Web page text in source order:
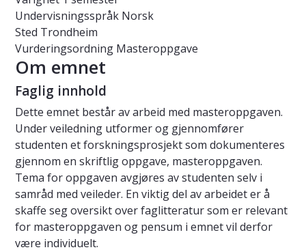
Undervisningsspråk Norsk
Sted Trondheim
Vurderingsordning Masteroppgave
Om emnet
Faglig innhold
Dette emnet består av arbeid med masteroppgaven.
Under veiledning utformer og gjennomfører
studenten et forskningsprosjekt som dokumenteres
gjennom en skriftlig oppgave, masteroppgaven.
Tema for oppgaven avgjøres av studenten selv i
samråd med veileder. En viktig del av arbeidet er å
skaffe seg oversikt over faglitteratur som er relevant
for masteroppgaven og pensum i emnet vil derfor
være individuelt.